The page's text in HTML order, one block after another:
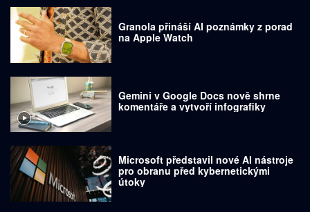
Granola přináší AI poznámky z porad
na Apple Watch
Gemini v Google Docs nově shrne
komentáře a vytvoří infografiky
Microsoft představil nové AI nástroje
pro obranu před kybernetickými
útoky